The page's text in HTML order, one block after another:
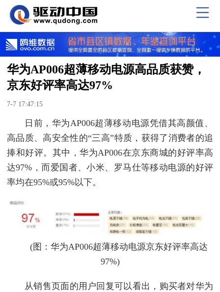
华为AP006超薄移动电源高品质获赞，
京东好评率高达97%
7-7 17:47:15
日前，华为AP006超薄移动电源凭借其高颜值、
高品质、高安全性的“三高”特质，获得了消费者的追
捧和好评。其中，华为AP006在京东商城的好评率高
达97%，而爱国者、小米、罗马仕等移动电源的好评
率均在95%或95%以下。
(图：华为AP006超薄移动电源京东好评率高达
97%)
从销售页面的用户回复可以看出，购买者对华为